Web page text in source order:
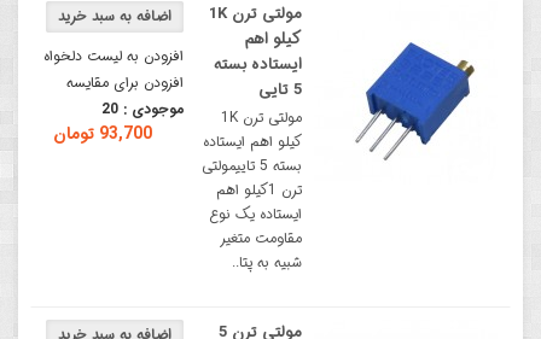
افزودن به لیست دلخواه
افزودن برای مقایسه
موجودی : 20
93,700 تومان
مولتی ترن 1K
کیلو اهم
ایستاده بسته
5 تایی
مولتی ترن 1K
کیلو اهم ایستاده
بسته 5 تاییمولتی
ترن 1کیلو اهم
ایستاده یک نوع
مقاومت متغیر
شبیه به پتا..
مولتی ترن 5